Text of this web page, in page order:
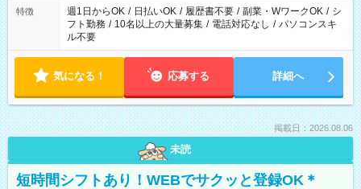
ください！
特徴 週1日からOK / 日払いOK / 履歴書不要 / 副業・WワークOK / シ
フト勤務 / 10名以上の大量募集 / 電話対応なし / パソコンスキ
ル不要
気になる！ 応募する 詳細へ
掲載日：2026.08.06
未読
短時間シフトあり！WEBでサクッと登録OK＊